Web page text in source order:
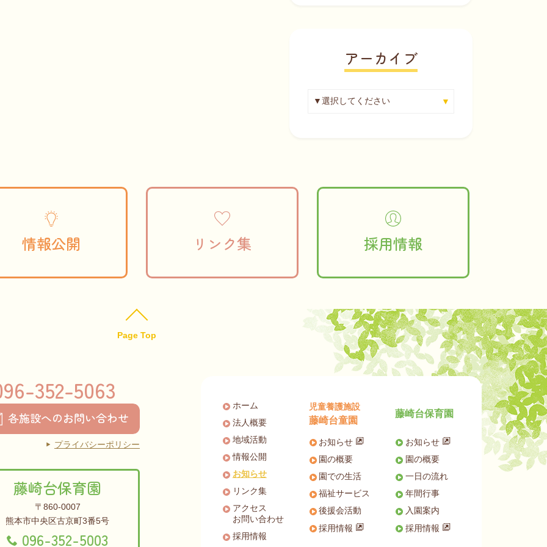
アーカイブ
情報公開 リンク集 採用情報
Page Top
352-5063
各施設へのお問い合わせ
プライバシーポリシー
藤崎台保育園
〒860-0007
熊本市中央区古京町3番5号
096-352-5003
ホーム
法人概要
地域活動
情報公開
お知らせ
リンク集
アクセス
お問い合わせ
採用情報
児童養護施設
藤崎台童園
お知らせ
園の概要
園での生活
福祉サービス
後援会活動
採用情報
藤崎台保育園
お知らせ
園の概要
一日の流れ
年間行事
入園案内
採用情報